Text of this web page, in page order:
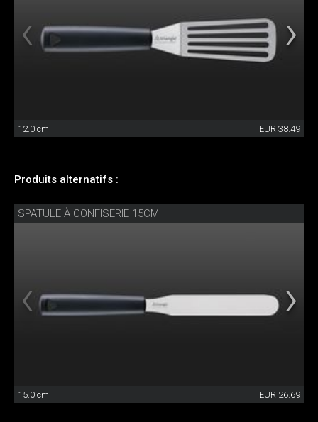
12.0 cm EUR 38.49
Produits alternatifs :
SPATULE À CONFISERIE 15CM
15.0 cm EUR 26.69